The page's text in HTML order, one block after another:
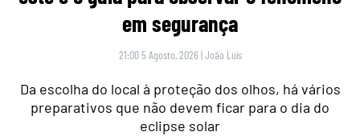
em segurança
21:00 5 Agosto, 2026 |João Luís
Da escolha do local à proteção dos olhos, há vários
preparativos que não devem ficar para o dia do
eclipse solar